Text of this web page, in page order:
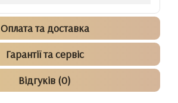
Оплата та доставка
Гарантії та сервіс
Відгуків (0)